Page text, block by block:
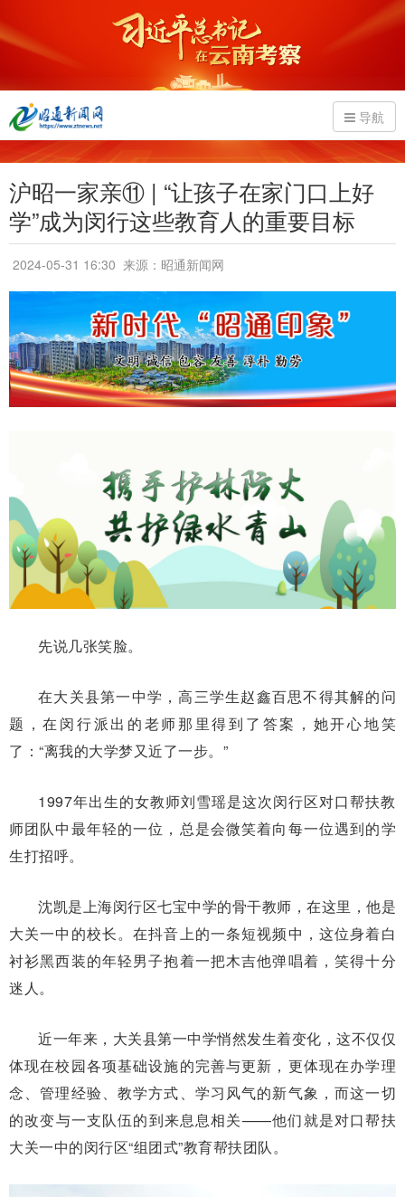
导航
沪昭一家亲⑪ | “让孩子在家门口上好
学”成为闵行这些教育人的重要目标
2024-05-31 16:30 来源：昭通新闻网
先说几张笑脸。
在大关县第一中学，高三学生赵鑫百思不得其解的问
题，在闵行派出的老师那里得到了答案，她开心地笑
了：“离我的大学梦又近了一步。 ”
1997年出生的女教师刘雪瑶是这次闵行区对口帮扶教
师团队中最年轻的一位，总是会微笑着向每一位遇到的学
生打招呼。
沈凯是上海闵行区七宝中学的骨干教师，在这里，他是
大关一中的校长。在抖音上的一条短视频中，这位身着白
衬衫黑西装的年轻男子抱着一把木吉他弹唱着，笑得十分
迷人。
近一年来，大关县第一中学悄然发生着变化，这不仅仅
体现在校园各项基础设施的完善与更新，更体现在办学理
念、管理经验、教学方式、学习风气的新气象，而这一切
的改变与一支队伍的到来息息相关——他们就是对口帮扶
大关一中的闵行区“组团式”教育帮扶团队。